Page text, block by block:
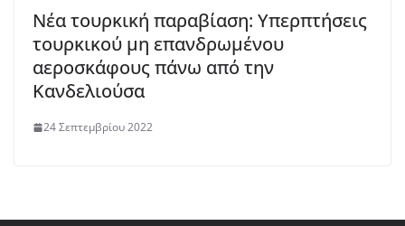
Νέα τουρκική παραβίαση: Υπερπτήσεις
τουρκικού μη επανδρωμένου
αεροσκάφους πάνω από την
Κανδελιούσα
24 Σεπτεμβρίου 2022